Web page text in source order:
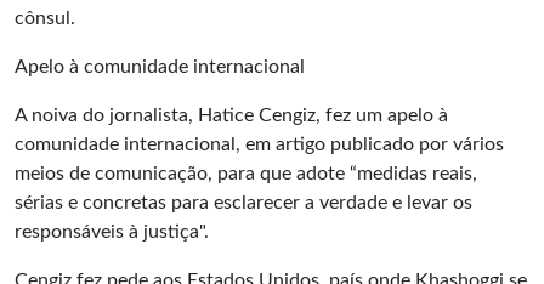
cônsul.
Apelo à comunidade internacional
A noiva do jornalista, Hatice Cengiz, fez um apelo à
comunidade internacional, em artigo publicado por vários
meios de comunicação, para que adote “medidas reais,
sérias e concretas para esclarecer a verdade e levar os
responsáveis à justiça".